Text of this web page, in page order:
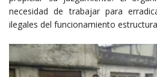
necesidad de trabajar para
ilegales del funcionamiento